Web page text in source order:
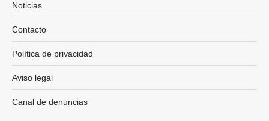
Noticias
Contacto
Política de privacidad
Aviso legal
Canal de denuncias